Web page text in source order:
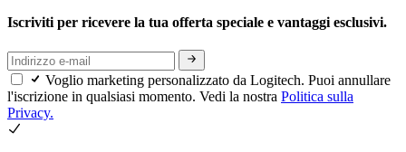
Iscriviti per ricevere la tua offerta speciale e vantaggi esclusivi.
Voglio marketing personalizzato da Logitech. Puoi annullare
l'iscrizione in qualsiasi momento. Vedi la nostra Politica sulla
Privacy.